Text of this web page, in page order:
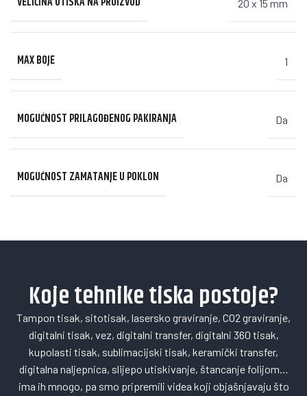
20 x 15 mm
MAX BOJE 1
MOGUĆNOST PRILAGOĐENOG PAKIRANJA Da
MOGUĆNOST ZAMATANJE U POKLON Da
Koje tehnike tiska postoje?
Tampon tisak, sitotisak, lasersko graviranje, CO2 graviranje,
digitalni tisak, vez, digitalni transfer, digitalni 360 tisak,
kupolasti tisak, sublimacijski tisak, keramički transfer,
digitalna naljepnica, slijepo utiskivanje, štancanje folijom…
ima ih mnogo, pa smo pripremili videa koji objašnjavaju što